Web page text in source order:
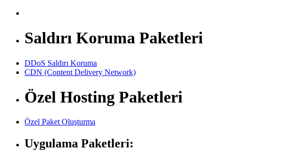
Saldırı Koruma Paketleri
DDoS Saldırı Koruma
CDN (Content Delivery Network)
Özel Hosting Paketleri
Özel Paket Oluşturma
Uygulama Paketleri: